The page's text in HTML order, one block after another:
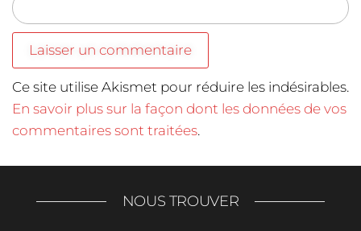
Ce site utilise Akismet pour réduire les indésirables.
En savoir plus sur la façon dont les données de vos
commentaires sont traitées.
NOUS TROUVER